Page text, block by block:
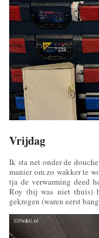
Vrijdag
Ik sta net onder de
manier om zo wakker te
tja de verwarming deed
Roy (hij was niet thuis)
gekregen (waren eerst